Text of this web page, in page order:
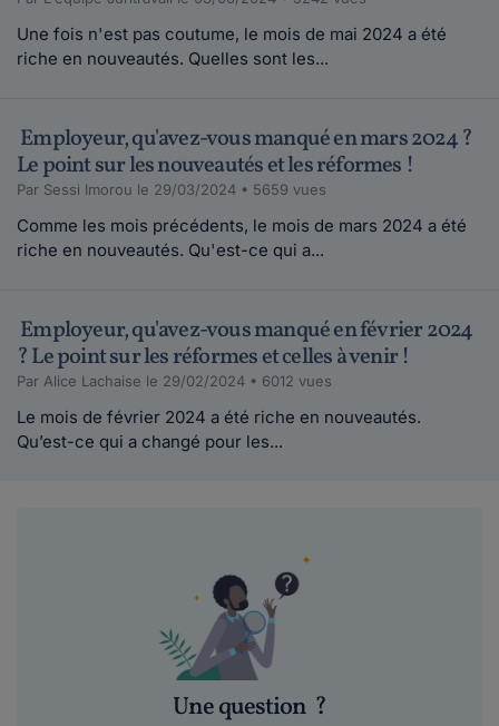
Une fois n'est pas coutume, le mois de mai 2024 a été
riche en nouveautés. Quelles sont les...
Employeur, qu'avez-vous manqué en mars 2024 ?
Le point sur les nouveautés et les réformes !
Par Sessi Imorou le 29/03/2024 • 5659 vues
Comme les mois précédents, le mois de mars 2024 a été
riche en nouveautés. Qu'est-ce qui a...
Employeur, qu'avez-vous manqué en février 2024
? Le point sur les réformes et celles à venir !
Par Alice Lachaise le 29/02/2024 • 6012 vues
Le mois de février 2024 a été riche en nouveautés.
Qu’est-ce qui a changé pour les...
Une question ?